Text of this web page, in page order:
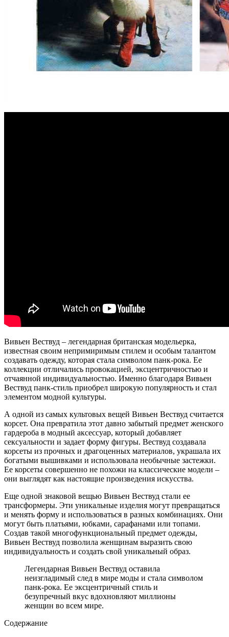
Вивьен Вествуд – легендарная британская модельерка,
известная своим непримиримым стилем и особым талантом
создавать одежду, которая стала символом панк-рока. Ее
коллекции отличались провокацией, эксцентричностью и
отчаянной индивидуальностью. Именно благодаря Вивьен
Вествуд панк-стиль приобрел широкую популярность и стал
элементом модной культуры.
А одной из самых культовых вещей Вивьен Вествуд считается
корсет. Она превратила этот давно забытый предмет женского
гардероба в модный аксессуар, который добавляет
сексуальности и задает форму фигуры. Вествуд создавала
корсеты из прочных и драгоценных материалов, украшала их
богатыми вышивками и использовала необычные застежки.
Ее корсеты совершенно не похожи на классические модели –
они выглядят как настоящие произведения искусства.
Еще одной знаковой вещью Вивьен Вествуд стали ее
трансформеры. Эти уникальные изделия могут превращаться
и менять форму и использоваться в разных комбинациях. Они
могут быть платьями, юбками, сарафанами или топами.
Создав такой многофункциональный предмет одежды,
Вивьен Вествуд позволила женщинам выразить свою
индивидуальность и создать свой уникальный образ.
Легендарная Вивьен Вествуд оставила
неизгладимый след в мире моды и стала символом
панк-рока. Ее эксцентричный стиль и
безупречный вкус вдохновляют миллионы
женщин во всем мире.
Содержание